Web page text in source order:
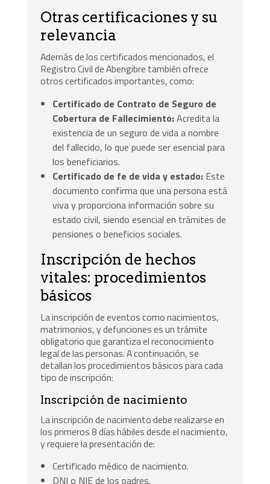
Otras certificaciones y su
relevancia
Además de los certificados mencionados, el
Registro Civil de Abengibre también ofrece
otros certificados importantes, como:
Certificado de Contrato de Seguro de
Cobertura de Fallecimiento:Acredita la
existencia de un seguro de vida a nombre
del fallecido, lo que puede ser esencial para
los beneficiarios.
Certificado de fe de vida y estado: Este
documento confirma que una persona está
viva y proporciona información sobre su
estado civil, siendo esencial en trámites de
pensiones o beneficios sociales.
Inscripción de hechos
vitales: procedimientos
básicos
La inscripción de eventos como nacimientos,
matrimonios, y defunciones es un trámite
obligatorio que garantiza el reconocimiento
legal de las personas. A continuación, se
detallan los procedimientos básicos para cada
tipo de inscripción:
Inscripción de nacimiento
La inscripción de nacimiento debe realizarse en
los primeros 8 días hábiles desde el nacimiento,
y requiere la presentación de:
Certificado médico de nacimiento.
DNI o NIE de los padres.